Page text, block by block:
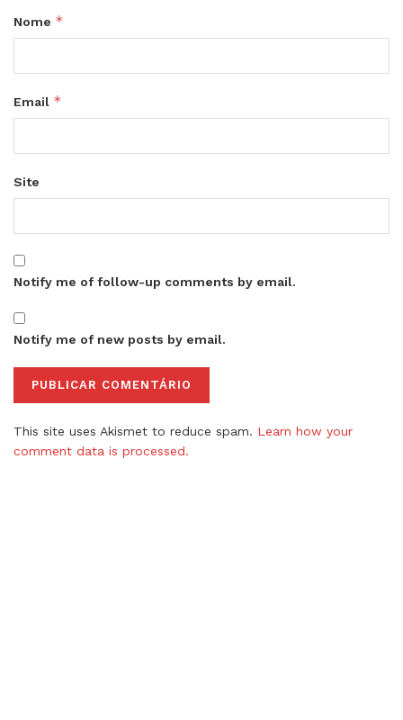
Nome *
Email *
Site
Notify me of follow-up comments by email.
Notify me of new posts by email.
This site uses Akismet to reduce spam. Learn how your
comment data is processed.